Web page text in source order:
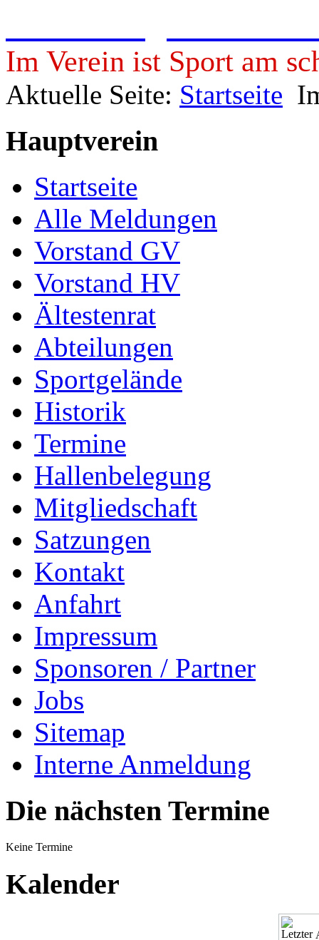
Im Verein ist Sport am
Aktuelle Seite: Startseite
Hauptverein
Startseite
Alle Meldungen
Vorstand GV
Vorstand HV
Ältestenrat
Abteilungen
Sportgelände
Historik
Termine
Hallenbelegung
Mitgliedschaft
Satzungen
Kontakt
Anfahrt
Impressum
Sponsoren / Partner
Jobs
Sitemap
Interne Anmeldung
Die nächsten Termine
Keine Termine
Kalender